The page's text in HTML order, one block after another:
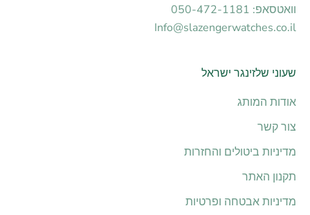
וואטסאפ: 050-472-1181
Info@slazengerwatches.co.il
שעוני שלזינגר ישראל
אודות המותג
צור קשר
מדיניות ביטולים והחזרות
תקנון האתר
מדיניות אבטחה ופרטיות